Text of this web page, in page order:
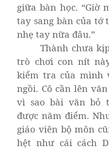
giữa bàn học. “Giờ
tay sang bàn của tớ
nhẹ tay nữa đâu.”
Thành chưa
trò chơi con nít
kiểm tra của mình
ngồi. Cô cần lên
vì sao bài văn bỏ
được năm điểm.
giáo viên bộ môn
hệt như cái cách